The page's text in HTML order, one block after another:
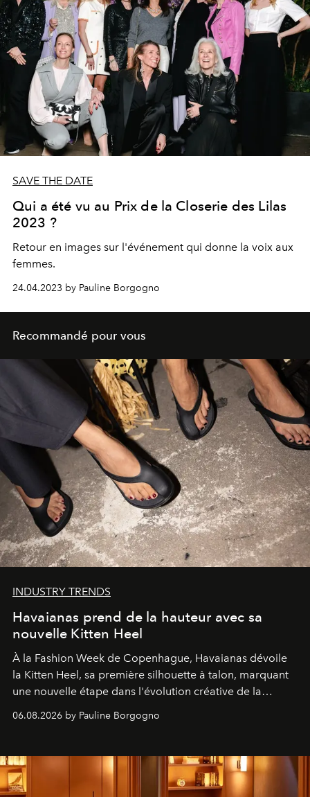
SAVE THE DATE
Qui a été vu au Prix de la Closerie des Lilas
2023 ?
Retour en images sur l'événement qui donne la voix aux
femmes.
24.04.2023 by Pauline Borgogno
Recommandé pour vous
INDUSTRY TRENDS
Havaianas prend de la hauteur avec sa
nouvelle Kitten Heel
À la Fashion Week de Copenhague, Havaianas dévoile
la Kitten Heel, sa première silhouette à talon, marquant
une nouvelle étape dans l'évolution créative de la
06.08.2026 by Pauline Borgogno